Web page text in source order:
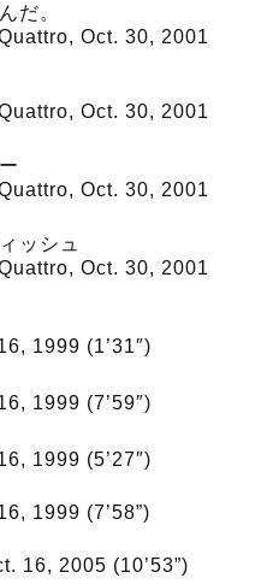
だ。
Oct. 30, 2001
Oct. 30, 2001
Oct. 30, 2001
ッシュ
Oct. 30, 2001
1999 (1’31″)
1999 (7’59″)
1999 (5’27″)
1999 (7’58”)
16, 2005 (10’53”)